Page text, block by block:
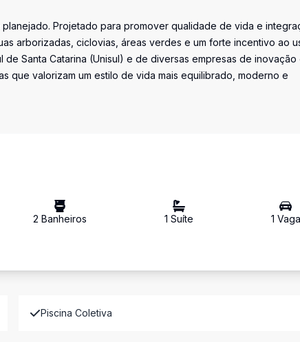
Projetado para promover qualidade de vida e
arborizadas, ciclovias, áreas verdes e um forte incentivo ao
Santa Catarina (Unisul) e de diversas empresas de inovação
que valorizam um estilo de vida mais equilibrado, moderno e
2 Banheiros 1 Suíte 1 Vaga
Piscina Coletiva